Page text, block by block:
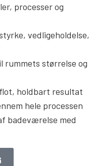
processer og
vedligeholdelse,
rummets størrelse og
holdbart resultat
hele processen
badeværelse med